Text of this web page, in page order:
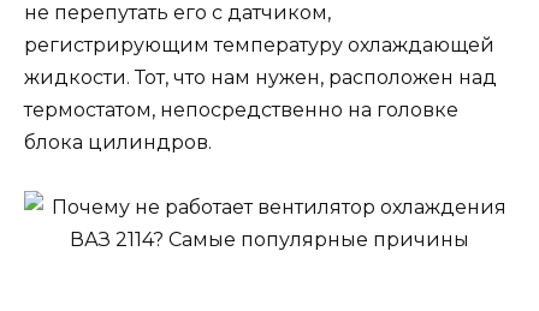
не перепутать его с датчиком,
регистрирующим температуру охлаждающей
жидкости. Тот, что нам нужен, расположен над
термостатом, непосредственно на головке
блока цилиндров.